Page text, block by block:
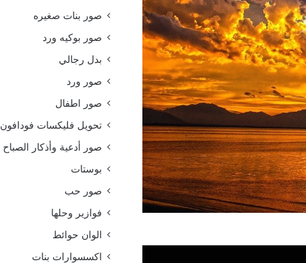
صور بنات صغيره
صور بوكيه ورد
بدل رجالي
صور ورد
صور اطفال
تحويل فليكسات فودافون
صور أدعية وأذكار الصباح
بوستات
صور حب
فوازير وحلها
الوان حوائط
اكسسوارات بنات